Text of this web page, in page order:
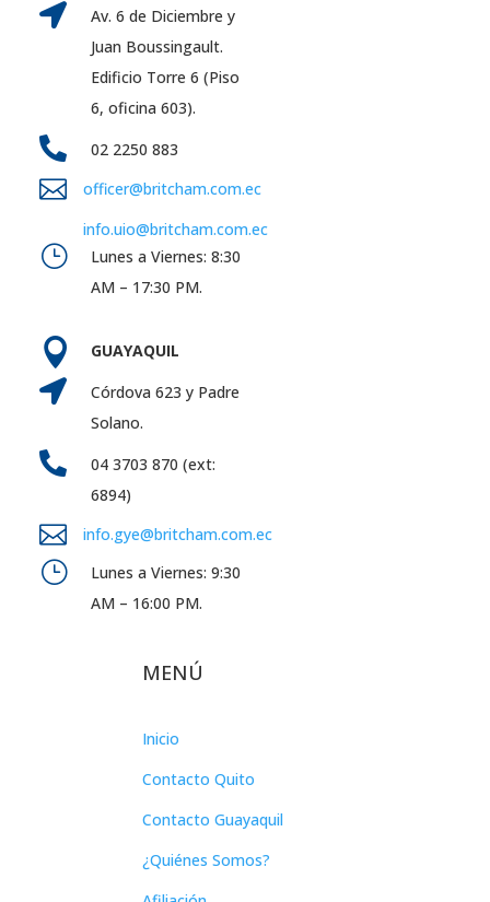

Av. 6 de Diciembre y
Juan Boussingault.
Edificio Torre 6 (Piso
6, oficina 603).
 02 2250 883

officer@britcham.com.ec
info.uio@britcham.com.ec
}
Lunes a Viernes: 8:30
AM – 17:30 PM.
 GUAYAQUIL

Córdova 623 y Padre
Solano.

04 3703 870 (ext:
6894)
 info.gye@britcham.com.ec
}
Lunes a Viernes: 9:30
AM – 16:00 PM.
MENÚ
Inicio
Contacto Quito
Contacto Guayaquil
¿Quiénes Somos?